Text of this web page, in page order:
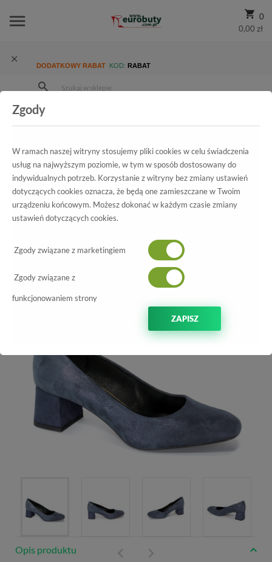
0
0,00 zł
DODATKOWY RABAT KOD: RABAT
Kolekcja damska
Czółenka Czółenka Klimpol 546/797-S
Wszystkie produkty
Czółenka Klimpol
546/797-S
Opis produktu
Zgody
W ramach naszej witryny stosujemy pliki cookies w celu świadczenia
usług na najwyższym poziomie, w tym w sposób dostosowany do
indywidualnych potrzeb. Korzystanie z witryny bez zmiany ustawień
dotyczących cookies oznacza, że będą one zamieszczane w Twoim
urządzeniu końcowym. Możesz dokonać w każdym czasie zmiany
ustawień dotyczących cookies.
Zgody związane z marketingiem
Zgody związane z
funkcjonowaniem strony
ZAPISZ